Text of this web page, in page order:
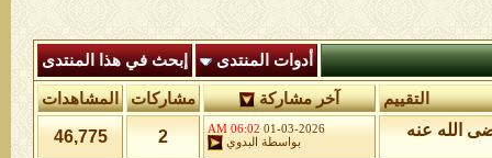
أدوات المنتدى إبحث في هذا المنتدى
التقييم آخر مشاركة مشاركات المشاهدات
الله عنه 01-03-2026
06:02 AM
بواسطة
البدوي 2
46,775